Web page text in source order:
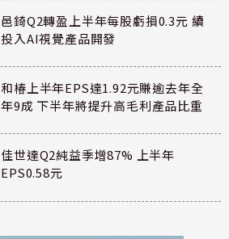
邑錡Q2轉盈上半年每股虧損0.3元 續
投入AI視覺產品開發
和椿上半年EPS達1.92元賺逾去年全
年9成 下半年將提升高毛利產品比重
佳世達Q2純益季增87% 上半年
EPS0.58元